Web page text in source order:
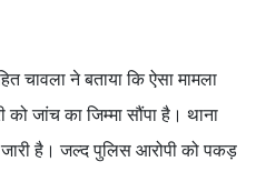
चावला ने बताया कि ऐसा मामला
को जांच का जिम्मा सौंपा है। थाना
जारी है। जल्द पुलिस आरोपी को पकड़